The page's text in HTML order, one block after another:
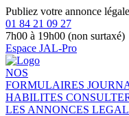
Publiez votre annonce
01 84 21 09 27
7h00 à 19h00 (non surtaxé)
Espace JAL-Pro
NOS
FORMULAIRES
HABILITES
LES ANNONCES